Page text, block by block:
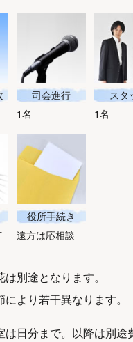
司会進行
1名
スタ
1名
役所手続き
遠方は応相談
別途となります。
より若干異なります。
は日分まで。以降は別途